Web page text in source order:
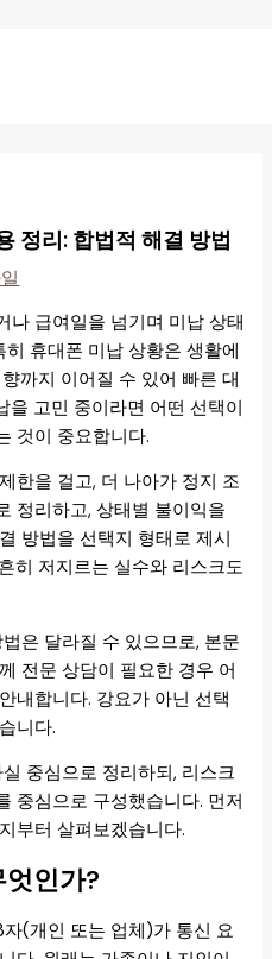
정리: 합법적 해결 방법
나 급여일을 넘기며 미납 상태
휴대폰 미납 상황은 생활에
까지 이어질 수 있어 빠른 대
을 고민 중이라면 어떤 선택이
것이 중요합니다.
한을 걸고, 더 나아가 정지 조
정리하고, 상태별 불이익을
방법을 선택지 형태로 제시
히 저지르는 실수와 리스크도
은 달라질 수 있으므로, 본문
전문 상담이 필요한 경우 어
내합니다. 강요가 아닌 선택
니다.
중심으로 정리하되, 리스크
중심으로 구성했습니다. 먼저
부터 살펴보겠습니다.
인가?
(개인 또는 업체)가 통신 요